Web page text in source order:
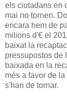
els ciutadans en
mai no tornen.
encara hem de
milions d'€ el
baixat la
pressupostos de
baixada en la
més a favor de
s'han de tornar.